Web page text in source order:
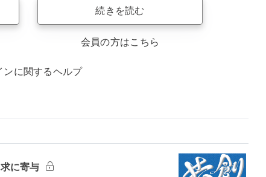
続きを読む
会員の方はこちら
ンに関するヘルプ
に寄与